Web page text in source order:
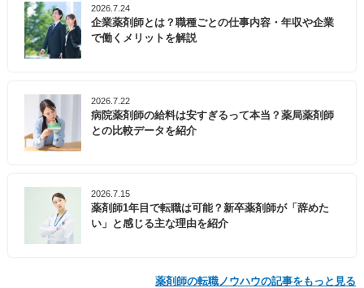
2026.7.24
企業薬剤師とは？職種ごとの仕事内容・年収や企業
で働くメリットを解説
2026.7.22
病院薬剤師の給料は安すぎるって本当？薬局薬剤師
との比較データを紹介
2026.7.15
薬剤師1年目で転職は可能？新卒薬剤師が「辞めた
い」と感じる主な理由を紹介
薬剤師の転職ノウハウの記事をもっと見る